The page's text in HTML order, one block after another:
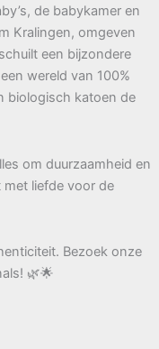
de babykamer en
Kralingen, omgeven
een bijzondere
wereld van 100%
biologisch katoen de
om duurzaamheid en
liefde voor de
Bezoek onze
🌿🌟